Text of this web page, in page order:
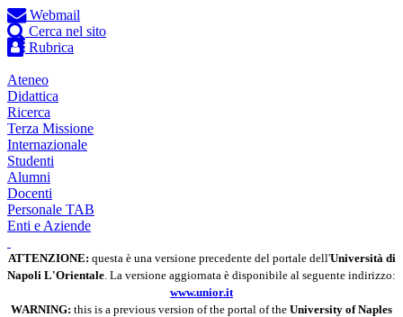
Webmail
Cerca nel sito
Rubrica
Ateneo
Didattica
Ricerca
Terza Missione
Internazionale
Studenti
Alumni
Docenti
Personale TAB
Enti e Aziende
ATTENZIONE: questa è una versione precedente del portale dell'Università di
Napoli L'Orientale. La versione aggiornata è disponibile al seguente indirizzo:
www.unior.it
WARNING: this is a previous version of the portal of the University of Naples